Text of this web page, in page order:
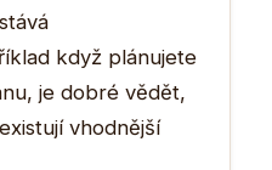
když plánujete
je dobré vědět,
vhodnější